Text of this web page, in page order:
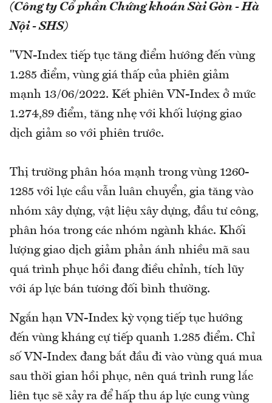
(Công ty Cổ phần Chứng khoán Sài Gòn - Hà
Nội - SHS)
"VN-Index tiếp tục tăng điểm hướng đến vùng
1.285 điểm, vùng giá thấp của phiên giảm
mạnh 13/06/2022. Kết phiên VN-Index ở mức
1.274,89 điểm, tăng nhẹ với khối lượng giao
dịch giảm so với phiên trước.
Thị trường phân hóa mạnh trong vùng 1260-
1285 với lực cầu vẫn luân chuyển, gia tăng vào
nhóm xây dựng, vật liệu xây dựng, đầu tư công,
phân hóa trong các nhóm ngành khác. Khối
lượng giao dịch giảm phản ánh nhiều mã sau
quá trình phục hồi đang điều chỉnh, tích lũy
với áp lực bán tương đối bình thường.
Ngắn hạn VN-Index kỳ vọng tiếp tục hướng
đến vùng kháng cự tiếp quanh 1.285 điểm. Chỉ
số VN-Index đang bắt đầu đi vào vùng quá mua
sau thời gian hồi phục, nên quá trình rung lắc
liên tục sẽ xảy ra để hấp thu áp lực cung vùng